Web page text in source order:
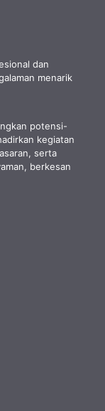
dan
menarik
potensi-
kegiatan
serta
berkesan